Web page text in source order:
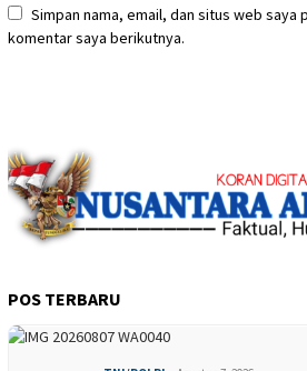
Simpan nama, email, dan situs web saya
komentar saya berikutnya.
POS TERBARU